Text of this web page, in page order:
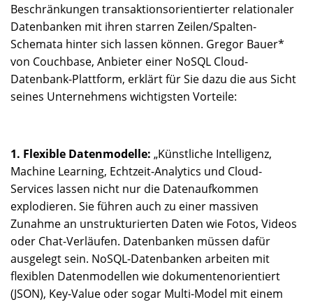
Beschränkungen transaktionsorientierter relationaler
Datenbanken mit ihren starren Zeilen/Spalten-
Schemata hinter sich lassen können. Gregor Bauer*
von Couchbase, Anbieter einer NoSQL Cloud-
Datenbank-Plattform, erklärt für Sie dazu die aus Sicht
seines Unternehmens wichtigsten Vorteile:
1. Flexible Datenmodelle: „Künstliche Intelligenz,
Machine Learning, Echtzeit-Analytics und Cloud-
Services lassen nicht nur die Datenaufkommen
explodieren. Sie führen auch zu einer massiven
Zunahme an unstrukturierten Daten wie Fotos, Videos
oder Chat-Verläufen. Datenbanken müssen dafür
ausgelegt sein. NoSQL-Datenbanken arbeiten mit
flexiblen Datenmodellen wie dokumentenorientiert
(JSON), Key-Value oder sogar Multi-Model mit einem